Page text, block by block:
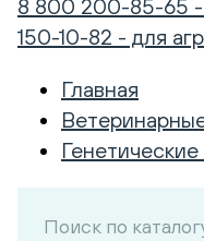
8 800 200-85-65 -
150-10-82 - для
Главная